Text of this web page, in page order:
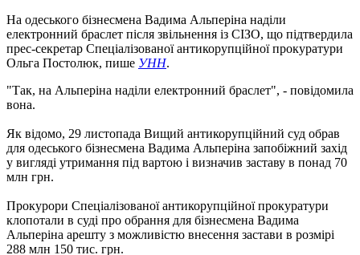
На одеського бізнесмена Вадима Альперіна наділи
електронний браслет після звільнення із СІЗО, що підтвердила
прес-секретар Спеціалізованої антикорупційної прокуратури
Ольга Постолюк, пише УНН.
"Так, на Альперіна наділи електронний браслет", - повідомила
вона.
Як відомо, 29 листопада Вищий антикорупційний суд обрав
для одеського бізнесмена Вадима Альперіна запобіжний захід
у вигляді утримання під вартою і визначив заставу в понад 70
млн грн.
Прокурори Спеціалізованої антикорупційної прокуратури
клопотали в суді про обрання для бізнесмена Вадима
Альперіна арешту з можливістю внесення застави в розмірі
288 млн 150 тис. грн.